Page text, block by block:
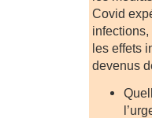
Covid
les effets
devenus